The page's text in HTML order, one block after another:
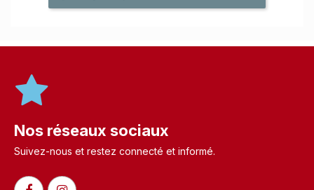
Nos réseaux sociaux
Suivez-nous et restez connecté et informé.​